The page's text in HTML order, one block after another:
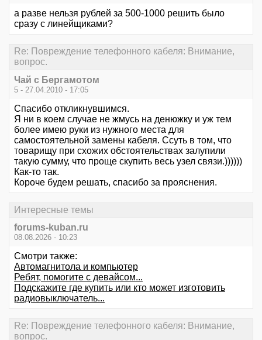
а разве нельзя рублей за 500-1000 решить было
сразу с линейщиками?
Re: Повреждение телефонного кабеля: Внимание,
вопрос.
Чай с Бергамотом
5 - 27.04.2010 - 17:05
Спасибо откликнувшимся.
Я ни в коем случае не жмусь на денюжку и уж тем
более имею руки из нужного места для
самостоятельной замены кабеля. Ссуть в том, что
товарищу при схожих обстоятельствах залупили
такую сумму, что проще скупить весь узел связи.))))))
Как-то так.
Короче будем решать, спасибо за прояснения.
Интересные темы
forums-kuban.ru
08.08.2026 - 10:23
Смотри также:
Автомагнитола и компьютер
Ребят, помогите с девайсом...
Подскажите где купить или кто может изготовить
радиовыключатель...
Re: Повреждение телефонного кабеля: Внимание,
вопрос.